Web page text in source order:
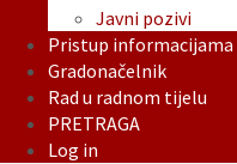
Javni pozivi
Pristup informacijama
Gradonačelnik
Rad u radnom tijelu
PRETRAGA
Log in